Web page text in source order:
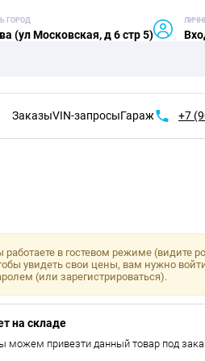
ГОРОД
(ул Московская, д 6 стр 5)
ЗаказыVIN-запросыГараж +7
работаете в гостевом режиме (видите
увидеть свои цены, вам нужно
(или зарегистрироваться).
на складе
можем привезти данный товар под